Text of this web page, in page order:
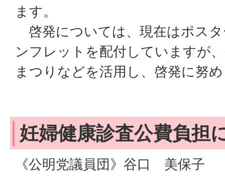
ます。
啓発については、現在はポス
ンフレットを配付していますが
まつりなどを活用し、啓発に努
妊婦健康診査公費負
《公明党議員団》谷口 美保子